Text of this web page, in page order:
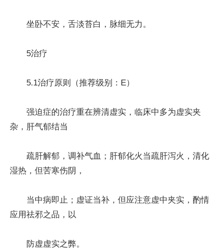
坐卧不安，舌淡苔白，脉细无力。
5治疗
5.1治疗原则（推荐级别：E）
强迫症的治疗重在辨清虚实，临床中多为虚实夹
杂，肝气郁结当
疏肝解郁，调补气血；肝郁化火当疏肝泻火，清化
湿热，但苦寒伤阴，
当中病即止；虚证当补，但应注意虚中夹实，酌情
应用祛邪之品，以
防虚虚实之弊。